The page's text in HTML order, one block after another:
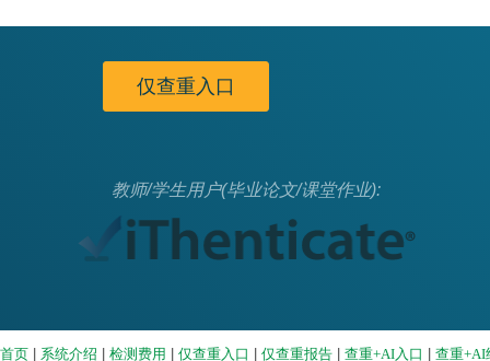
仅查重入口
教师/学生用户(毕业论文/课堂作业):
首页 系统介绍 检测费用 仅查重入口 仅查重报告 查重+AI入口
查重+AI